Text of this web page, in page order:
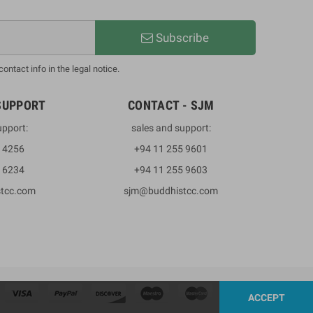
Subscribe
info in the legal notice.
4256
6234
CONTACT - SJM
sales and support:
+94 11 255 9601
+94 11 255 9603
sjm@buddhistcc.com
ACCEPT